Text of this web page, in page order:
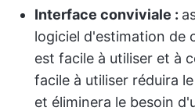
Interface conviviale :
logiciel d'estimation de
est facile à utiliser et à
facile à utiliser réduira
et éliminera le besoin